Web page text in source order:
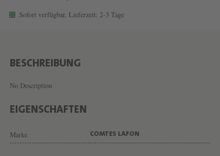
A
R
Sofort verfügbar, Lieferzeit: 2-3 Tage
BESCHREIBUNG
No Description
EIGENSCHAFTEN
Marke COMTES LAFON